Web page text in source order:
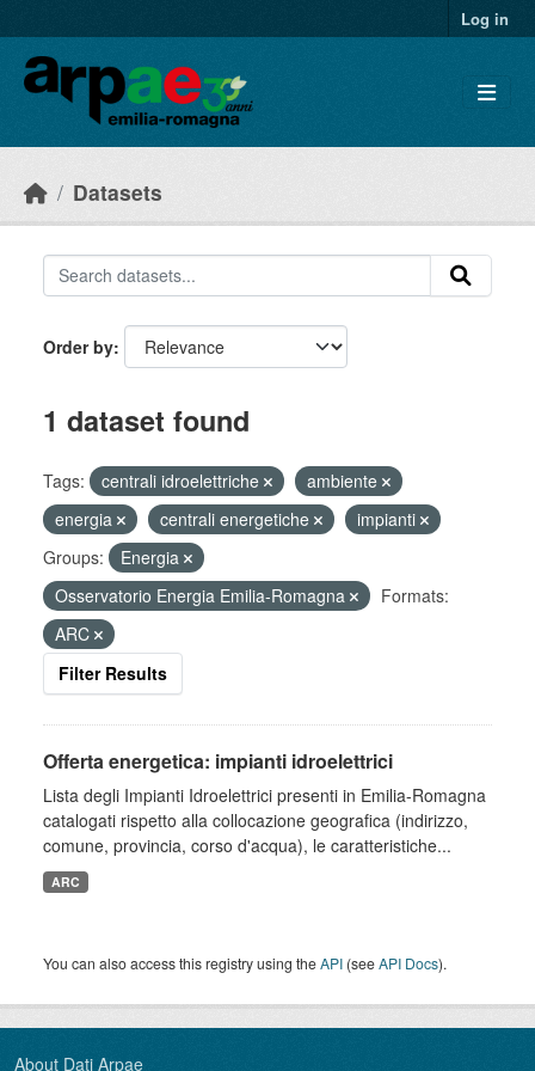
Log in
Datasets
Order by
1 dataset found
Tags: centrali idroelettriche
ambiente
energia
centrali energetiche
impianti
Groups:
Energia
Osservatorio Energia Emilia-Romagna
Formats:
ARC
Filter Results
Offerta energetica: impianti idroelettrici
Lista degli Impianti Idroelettrici presenti in Emilia-Romagna
catalogati rispetto alla collocazione geografica (indirizzo,
comune, provincia, corso d'acqua), le caratteristiche...
ARC
You can also access this registry using theAPI (seeAPI Docs).
About Dati Arpae